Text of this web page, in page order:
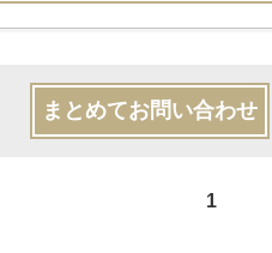
まとめてお問い合わせ
1